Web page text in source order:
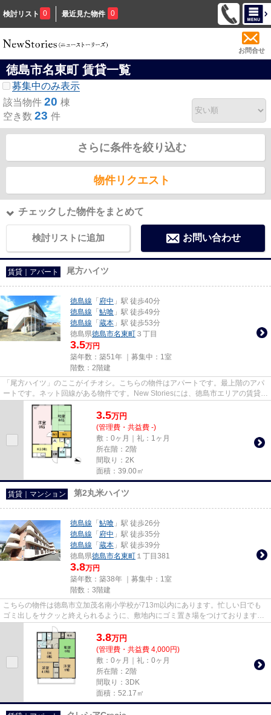
検討リスト 0 最近見た物件 0
お問合せ
徳島市名東町 賃貸一覧
募集中のみ表示
該当物件 20 棟
空き数 23 件
さらに条件を絞り込む
物件リクエスト
チェックした物件をまとめて
検討リストに追加 お問い合わせ
賃貸｜アパート 尾方ハイツ
徳島線 「 府中 」駅 徒歩40分
徳島線 「 鮎喰 」駅 徒歩49分
徳島線 「 蔵本 」駅 徒歩53分
徳島県徳島市名東町 ３丁目
3.5万円
築年数：築51年 ｜募集中： 1室
階数：2階建
「尾方ハイツ」のここがイチオシ。こちらの物件はアパートです。最上階のアパ
ートです。ネット回線がある物件です。New Storiesには、徳島市エリアの賃貸情
報が豊富です。もちろん、店...
3.5万円
(管理費・共益費 -)
敷：0ヶ月｜礼：1ヶ月
所在階：2階
間取り：2K
面積：39.00㎡
賃貸｜マンション 第2丸米ハイツ
徳島線 「 鮎喰 」駅 徒歩26分
徳島線 「 府中 」駅 徒歩35分
徳島線 「 蔵本 」駅 徒歩39分
徳島県徳島市名東町 １丁目381
3.8万円
築年数：築38年 ｜募集中： 1室
階数：3階建
こちらの物件は徳島市立加茂名南小学校が713m以内にあります。忙しい日でも
ゴミ出しをサクッと終えられるように、敷地内にゴミ置き場をつけております。
眺望良好で景色が楽しめます。...
3.8万円
(管理費・共益費 4,000円)
敷：0ヶ月｜礼：0ヶ月
所在階：2階
間取り：3DK
面積：52.17㎡